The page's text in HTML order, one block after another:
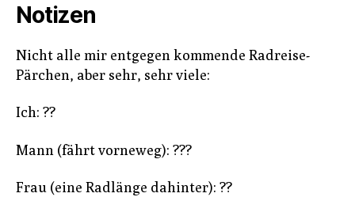
Notizen
Nicht alle mir entgegen kommende Radreise-
Pärchen, aber sehr, sehr viele:
Ich: ??
Mann (fährt vorneweg): ???
Frau (eine Radlänge dahinter): ??